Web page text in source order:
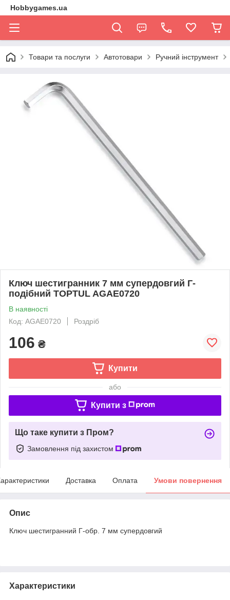
Hobbygames.ua
Товари та послуги Автотовари Ручний інструмент
Ключ шестигранник 7 мм супердовгий Г-
подібний TOPTUL AGAE0720
В наявності
Код: AGAE0720
Роздріб
106 ₴
Купити
або
Купити з
Що таке купити з Пром?
Замовлення під захистом
Доставка Оплата Умови повернення
Опис
Ключ шестигранний Г-обр. 7 мм супердовгий
Характеристики